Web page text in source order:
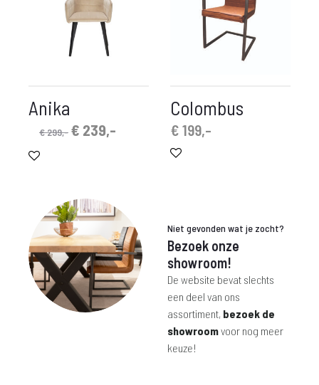
Anika
€299,- Oorspronkelijke
€ 239,-
Colombus
€199,-
Niet gevonden wat je zocht?
Bezoek onze
showroom!
De website bevat slechts
een deel van ons
assortiment, bezoek de
showroomvoor nog meer
keuze!